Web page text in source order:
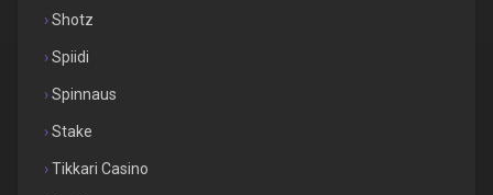
Shotz
Spiidi
Spinnaus
Stake
Tikkari Casino